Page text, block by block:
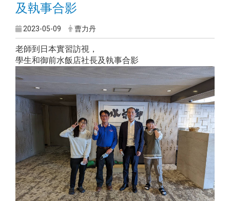
及執事合影
2023-05-09 曹力丹
老師到日本實習訪視，
學生和御前水飯店社長及執事合影